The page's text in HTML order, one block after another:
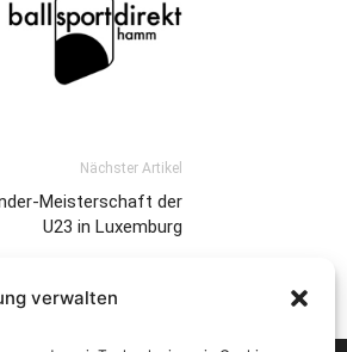
verwalten
Nächster Artikel
Meisterschaft der
U23 in Luxemburg